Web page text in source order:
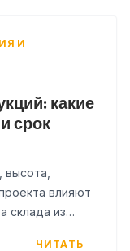
И
какие
срок
высота,
влияют
склада из
ЧИТАТЬ